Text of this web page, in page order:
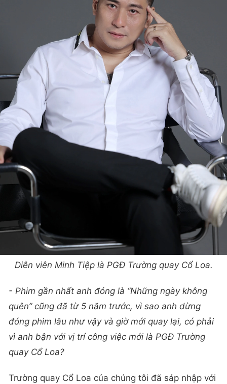
Diễn viên Minh Tiệp là PGĐ Trường quay Cổ Loa.
- Phim gần nhất anh đóng là “Những ngày không
quên” cũng đã từ 5 năm trước, vì sao anh dừng
đóng phim lâu như vậy và giờ mới quay lại, có phải
vì anh bận với vị trí công việc mới là PGĐ Trường
quay Cổ Loa?
Trường quay Cổ Loa của chúng tôi đã sáp nhập với